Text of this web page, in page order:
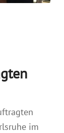
im